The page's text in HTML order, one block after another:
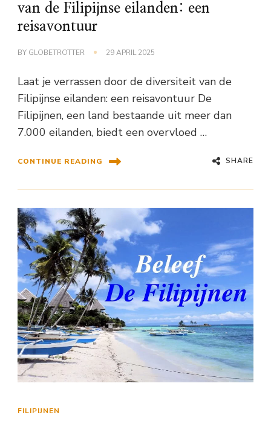
van de Filipijnse eilanden: een
reisavontuur
BY GLOBETROTTER 29 APRIL 2025
Laat je verrassen door de diversiteit van de
Filipijnse eilanden: een reisavontuur De
Filipijnen, een land bestaande uit meer dan
7.000 eilanden, biedt een overvloed …
CONTINUE READING SHARE
FILIPIJNEN